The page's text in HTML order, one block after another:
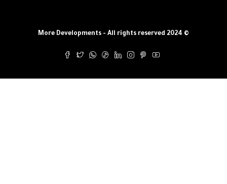
© More Developments - All rights reserved 2024